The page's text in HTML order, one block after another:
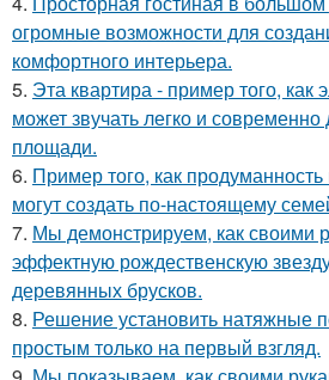
огромные возможности для
комфортного интерьера.
5. Эта квартира - пример того, как
может звучать легко и
площади.
6. Пример того, как продуманность
могут создать по-настоящему
7. Мы демонстрируем, как своими
эффектную рождественскую
деревянных брусков.
8. Решение установить натяжные
простым только на первый взгляд.